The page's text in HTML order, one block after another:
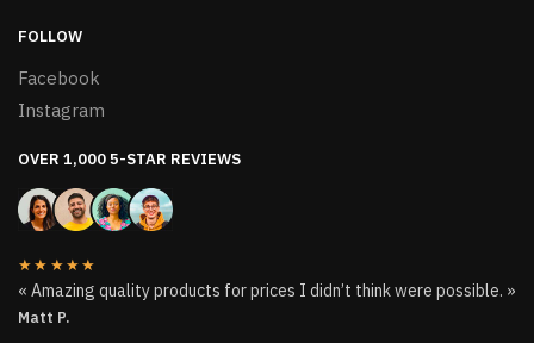
FOLLOW
Facebook
Instagram
OVER 1,000 5-STAR REVIEWS
★★★★★
« Amazing quality products for prices I didn’t think were possible. »
Matt P.